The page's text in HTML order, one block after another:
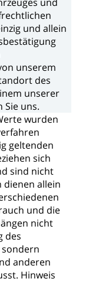
und allein
unserem
des
unserer
Sie uns.
wurden
geltenden
sich
sind nicht
dienen allein
und die
nicht
des
sondern
anderen
Hinweis